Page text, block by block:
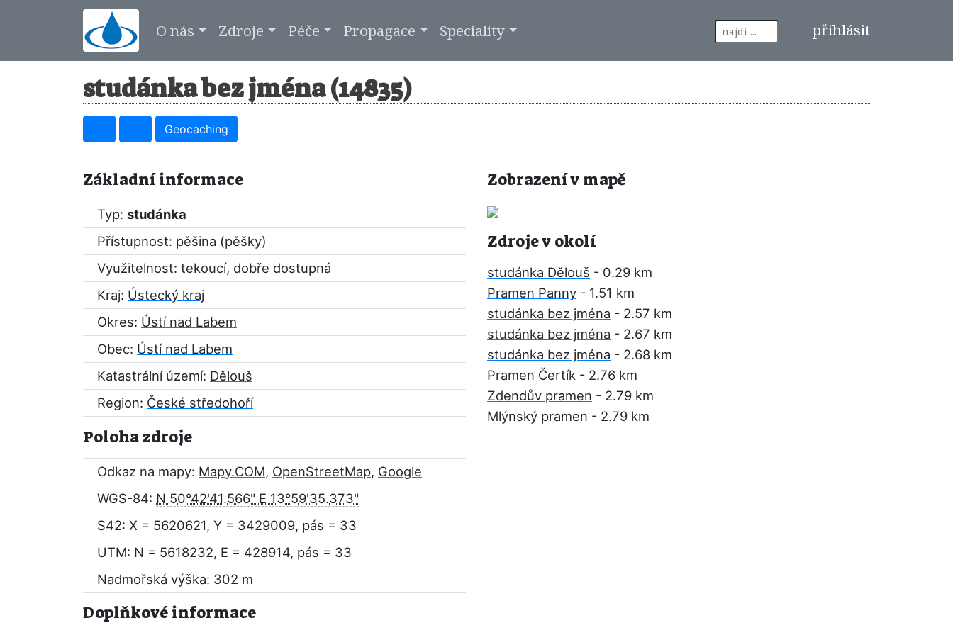
O nás Zdroje Péče Propagace Speciality přihlásit
studánka bez jména (14835)
Geocaching
Základní informace
Typ: studánka
Přístupnost: pěšina (pěšky)
Využitelnost: tekoucí, dobře dostupná
Kraj: Ústecký kraj
Okres: Ústí nad Labem
Obec: Ústí nad Labem
Katastrální území: Dělouš
Region: České středohoří
Poloha zdroje
Odkaz na mapy: Mapy.COM, OpenStreetMap, Google
WGS-84: N 50°42'41.566" E 13°59'35.373"
S42: X = 5620621, Y = 3429009, pás = 33
UTM: N = 5618232, E = 428914, pás = 33
Nadmořská výška: 302 m
Doplňkové informace
Zobrazení v mapě
Zdroje v okolí
studánka Dělouš - 0.29 km
Pramen Panny - 1.51 km
studánka bez jména - 2.57 km
studánka bez jména - 2.67 km
studánka bez jména - 2.68 km
Pramen Čertík - 2.76 km
Zdendův pramen - 2.79 km
Mlýnský pramen - 2.79 km